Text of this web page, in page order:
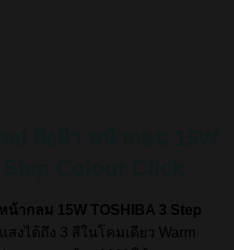
น้ากลม 15W TOSHIBA 3 Step
งได้ถึง 3 สีในโคมเดียว Warm